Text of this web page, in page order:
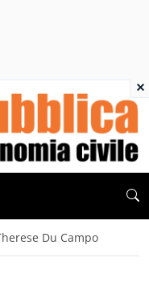
Du Campo
×